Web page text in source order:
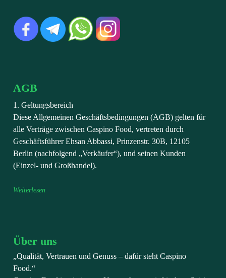
AGB
1. Geltungsbereich
Diese Allgemeinen Geschäftsbedingungen (AGB) gelten für
alle Verträge zwischen Caspino Food, vertreten durch
Geschäftsführer Ehsan Abbassi, Prinzenstr. 30B, 12105
Berlin (nachfolgend „Verkäufer“), und seinen Kunden
(Einzel- und Großhandel).
Weiterlesen
Über uns
„Qualität, Vertrauen und Genuss – dafür steht Caspino
Food.“